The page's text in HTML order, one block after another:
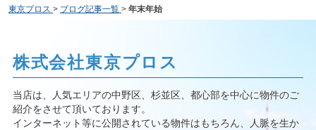
東京プロス > ブログ記事一覧 > 年末年始
株式会社東京プロス
当店は、人気エリアの中野区、杉並区、都心部を中心に物件のご
紹介をさせて頂いております。
インターネット等に公開されている物件はもちろん、人脈を生か